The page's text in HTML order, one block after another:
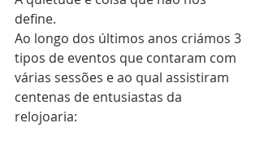
define.
Ao longo dos últimos anos criámos 3
tipos de eventos que contaram com
várias sessões e ao qual assistiram
centenas de entusiastas da
relojoaria: